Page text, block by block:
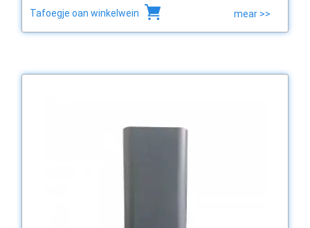
Tafoegje oan winkelwein mear >>